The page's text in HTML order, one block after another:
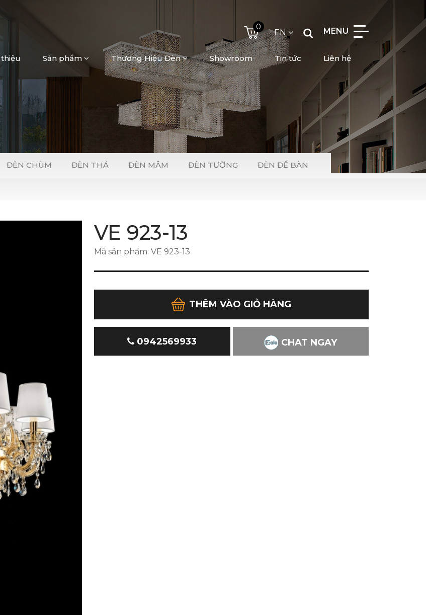
MENU
EN
0
thiệu Sản phẩm Thương Hiệu Đèn Showroom Tin tức Liên hệ
ĐÈN CHÙM ĐÈN THẢ ĐÈN MÂM ĐÈN TƯỜNG ĐÈN ĐỂ BÀN
VE 923-13
Mã sản phẩm: VE 923-13
THÊM VÀO GIỎ HÀNG
0942569933 CHAT NGAY